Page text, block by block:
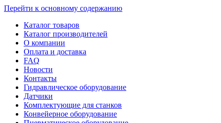
Перейти к основному содержанию
Каталог товаров
Каталог производителей
О компании
Оплата и доставка
FAQ
Новости
Контакты
Гидравлическое оборудование
Датчики
Комплектующие для станков
Конвейерное оборудование